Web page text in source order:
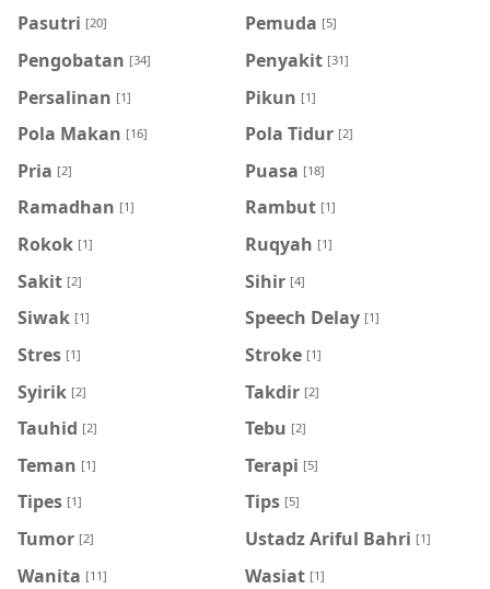
Pasutri [20] Pemuda [5]
Pengobatan [34] Penyakit [31]
Persalinan [1] Pikun [1]
Pola Makan [16] Pola Tidur [2]
Pria [2] Puasa [18]
Ramadhan [1] Rambut [1]
Rokok [1] Ruqyah [1]
Sakit [2] Sihir [4]
Siwak [1] Speech Delay [1]
Stres [1] Stroke [1]
Syirik [2] Takdir [2]
Tauhid [2] Tebu [2]
Teman [1] Terapi [5]
Tipes [1] Tips [5]
Tumor [2] Ustadz Ariful Bahri [1]
Wanita [11] Wasiat [1]